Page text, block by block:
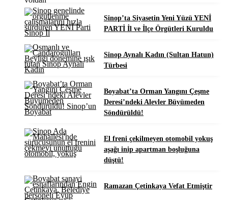
Sinop’ta Siyasetin Yeni Yüzü YENİ
PARTİ İl ve İlçe Örgütleri Kuruldu
Sinop Aynalı Kadın (Sultan Hatun)
Türbesi
Boyabat’ta Orman Yangını Çeşme
Deresi’ndeki Alevler Büyümeden
Söndürüldü!
El freni çekilmeyen otomobil yokuş
aşağı inip apartman boşluğuna
düştü!
Ramazan Çetinkaya Vefat Etmiştir